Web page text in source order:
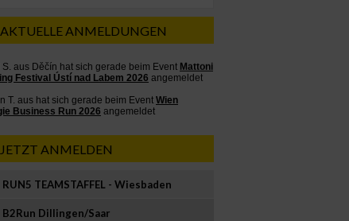
AKTUELLE ANMELDUNGEN
JETZT ANMELDEN
RUN5 TEAMSTAFFEL - Wiesbaden
B2Run Dillingen/Saar